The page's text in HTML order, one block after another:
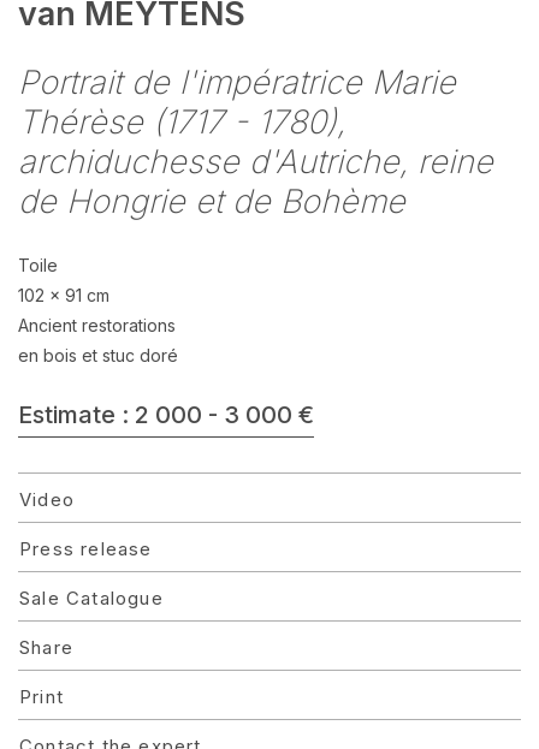
van MEYTENS
Portrait de l'impératrice Marie
Thérèse (1717 - 1780),
archiduchesse d'Autriche, reine
de Hongrie et de Bohème
Toile
102 x 91 cm
Ancient restorations
en bois et stuc doré
Estimate : 2 000 - 3 000 €
Video
Press release
Sale Catalogue
Share
Print